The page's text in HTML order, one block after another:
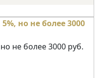
не более 3000 руб.